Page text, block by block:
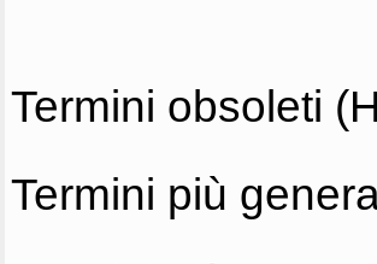
Termini obsoleti
Termini più